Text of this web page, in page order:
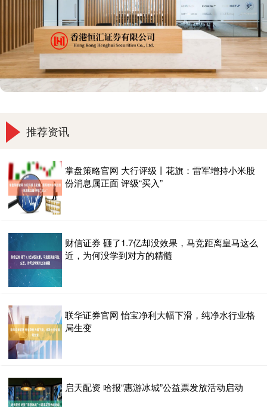
推荐资讯
掌盘策略官网 大行评级丨花旗：雷军增持小米股
份消息属正面 评级“买入”
财信证券 砸了1.7亿却没效果，马竞距离皇马这么
近，为何没学到对方的精髓
联华证券官网 怡宝净利大幅下滑，纯净水行业格
局生变
启天配资 哈报“惠游冰城”公益票发放活动启动